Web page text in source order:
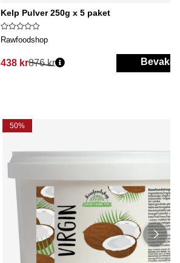
Kelp Pulver 250g x 5 paket
Rawfoodshop
438 kr
Ordinarie pris:
876 kr Bevaka
50%